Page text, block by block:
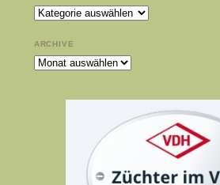
Kategorien
ARCHIVE
Archive